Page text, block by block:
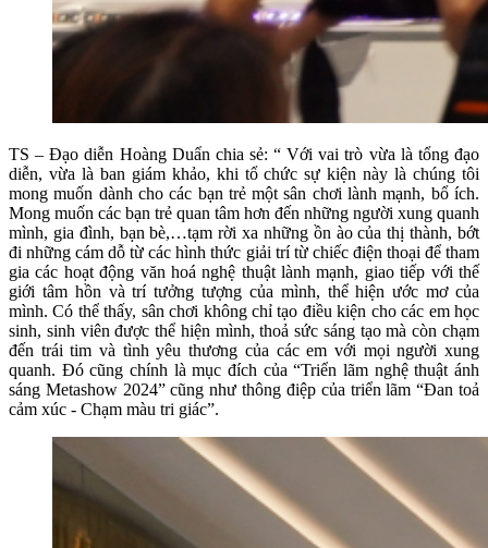
TS – Đạo diễn Hoàng Duẩn chia sẻ: “ Với vai trò vừa là tổng đạo
diễn, vừa là ban giám khảo, khi tổ chức sự kiện này là chúng tôi
mong muốn dành cho các bạn trẻ một sân chơi lành mạnh, bổ ích.
Mong muốn các bạn trẻ quan tâm hơn đến những người xung quanh
mình, gia đình, bạn bè,…tạm rời xa những ồn ào của thị thành, bớt
đi những cám dỗ từ các hình thức giải trí từ chiếc điện thoại để tham
gia các hoạt động văn hoá nghệ thuật lành mạnh, giao tiếp với thế
giới tâm hồn và trí tưởng tượng của mình, thể hiện ước mơ của
mình. Có thể thấy, sân chơi không chỉ tạo điều kiện cho các em học
sinh, sinh viên được thể hiện mình, thoả sức sáng tạo mà còn chạm
đến trái tim và tình yêu thương của các em với mọi người xung
quanh. Đó cũng chính là mục đích của “Triển lãm nghệ thuật ánh
sáng Metashow 2024” cũng như thông điệp của triển lãm “Đan toả
cảm xúc - Chạm màu tri giác”.